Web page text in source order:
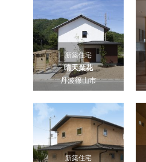
新築住宅
晴天葉花
丹波篠山市
新築住宅